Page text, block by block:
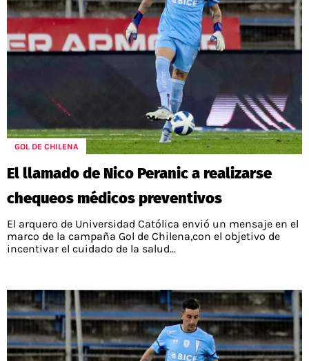
GOL DE CHILENA
El llamado de Nico Peranic a realizarse
chequeos médicos preventivos
El arquero de Universidad Católica envió un mensaje en el
marco de la campaña Gol de Chilena,con el objetivo de
incentivar el cuidado de la salud...